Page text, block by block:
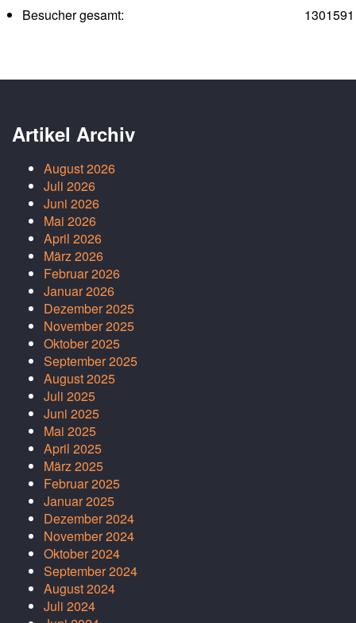
1301591
Besucher gesamt:
Artikel Archiv
August 2026
Juli 2026
Juni 2026
Mai 2026
April 2026
März 2026
Februar 2026
Januar 2026
Dezember 2025
November 2025
Oktober 2025
September 2025
August 2025
Juli 2025
Juni 2025
Mai 2025
April 2025
März 2025
Februar 2025
Januar 2025
Dezember 2024
November 2024
Oktober 2024
September 2024
August 2024
Juli 2024